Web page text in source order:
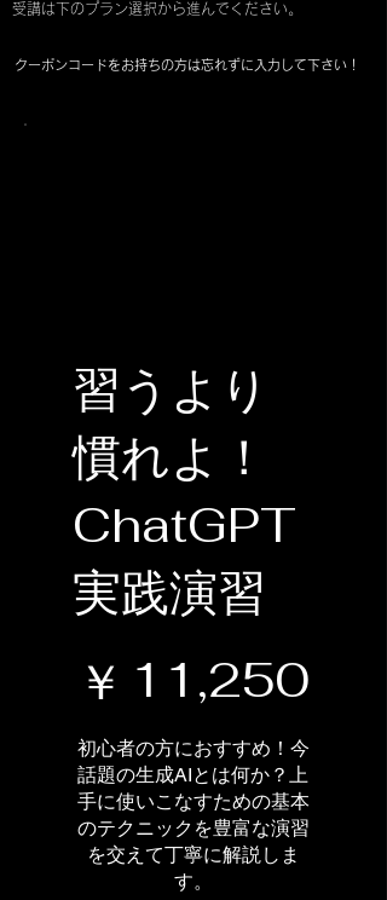
受講は下のプラン選択から進んでください。
​クーポンコードをお持ちの方は忘れずに入力して下さい！
習うより
慣れよ！
ChatGPT
実践演習
￥ 11,250
初心者の方におすすめ！今
話題の生成AIとは何か？上
手に使いこなすための基本
のテクニックを豊富な演習
を交えて丁寧に解説しま
す。